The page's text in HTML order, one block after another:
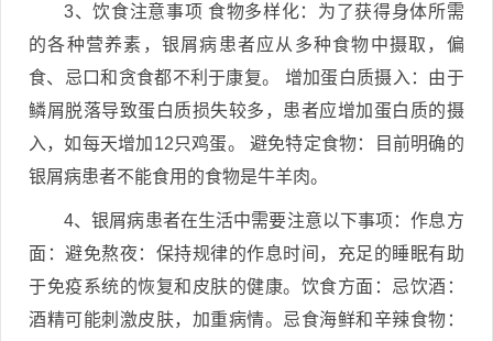
3、饮食注意事项 食物多样化：为了获得身体所需
的各种营养素，银屑病患者应从多种食物中摄取，偏
食、忌口和贪食都不利于康复。 增加蛋白质摄入：由于
鳞屑脱落导致蛋白质损失较多，患者应增加蛋白质的摄
入，如每天增加12只鸡蛋。 避免特定食物：目前明确的
银屑病患者不能食用的食物是牛羊肉。
4、银屑病患者在生活中需要注意以下事项：作息方
面：避免熬夜：保持规律的作息时间，充足的睡眠有助
于免疫系统的恢复和皮肤的健康。饮食方面：忌饮酒：
酒精可能刺激皮肤，加重病情。忌食海鲜和辛辣食物：